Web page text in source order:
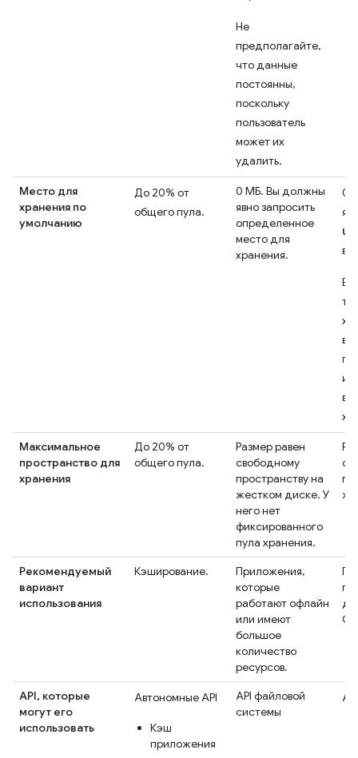
Не
предполагайте,
что данные
постоянны,
поскольку
пользователь
может их
удалить.
Место для
хранения по
умолчанию
До 20% от
общего пула.
0 МБ. Вы должны
явно запросить
определенное
место для
хранения.
0
в
из
Максимальное
пространство для
хранения
До 20% от
общего пула.
Размер равен
свободному
пространству на
жестком диске. У
него нет
фиксированного
пула хранения.
Рекомендуемый
вариант
использования
Кэширование.
Приложения,
которые
работают офлайн
или имеют
большое
количество
ресурсов.
API, которые
могут его
использовать
Автономные API
Кэш
приложения
API файловой
системы